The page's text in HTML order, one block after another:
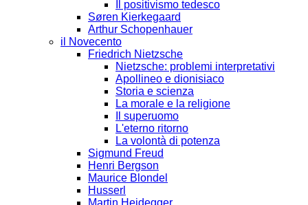
Il positivismo tedesco
Søren Kierkegaard
Arthur Schopenhauer
il Novecento
Friedrich Nietzsche
Nietzsche: problemi interpretativi
Apollineo e dionisiaco
Storia e scienza
La morale e la religione
Il superuomo
L'eterno ritorno
La volontà di potenza
Sigmund Freud
Henri Bergson
Maurice Blondel
Husserl
Martin Heidegger